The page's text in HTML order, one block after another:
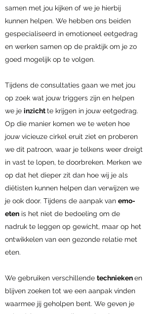
samen met jou kijken of we je hierbij
kunnen helpen. We hebben ons beiden
gespecialiseerd in emotioneel eetgedrag
en werken samen op de praktijk om je zo
goed mogelijk op te volgen.
Tijdens de consultaties gaan we met jou
op zoek wat jouw triggers zijn en helpen
we je inzichtte krijgen in jouw eetgedrag.
Op die manier komen we te weten hoe
jouw vicieuze cirkel eruit ziet en proberen
we dit patroon, waar je telkens weer dreigt
in vast te lopen, te doorbreken. Merken we
op dat het dieper zit dan hoe wij je als
diëtisten kunnen helpen dan verwijzen we
je ook door. Tijdens de aanpak van emo-
eten is het niet de bedoeling om de
nadruk te leggen op gewicht, maar op het
ontwikkelen van een gezonde relatie met
eten.
We gebruiken verschillende techniekenen
blijven zoeken tot we een aanpak vinden
waarmee jij geholpen bent. We geven je